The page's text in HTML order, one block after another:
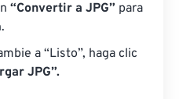
“Convertir a JPG” para
a “Listo”, haga clic
JPG”.